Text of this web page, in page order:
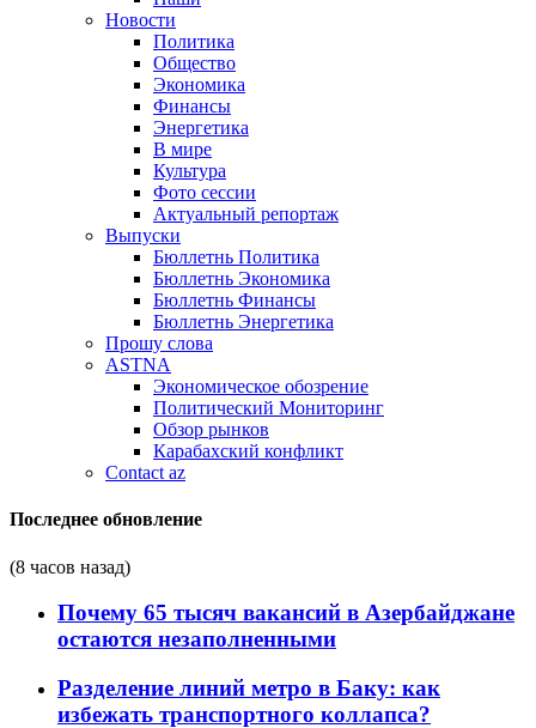
Новости
Политика
Общество
Экономика
Финансы
Энергетика
В мире
Культура
Фото сессии
Актуальный репортаж
Выпуски
Бюллетнь Политика
Бюллетнь Экономика
Бюллетнь Финансы
Бюллетнь Энергетика
Прошу слова
ASTNA
Экономическое обозрение
Политический Мониторинг
Обзор рынков
Карабахский конфликт
Contact az
Последнее обновление
(8 часов назад)
Почему 65 тысяч вакансий в Азербайджане
остаются незаполненными
Разделение линий метро в Баку: как
избежать транспортного коллапса?